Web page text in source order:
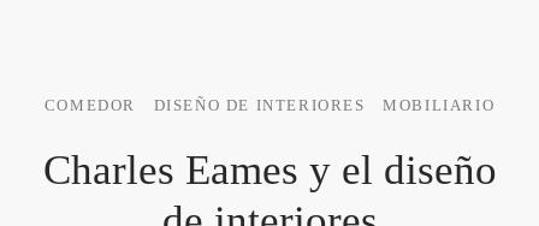
COMEDOR DISEÑO DE INTERIORES MOBILIARIO
Charles Eames y el diseño